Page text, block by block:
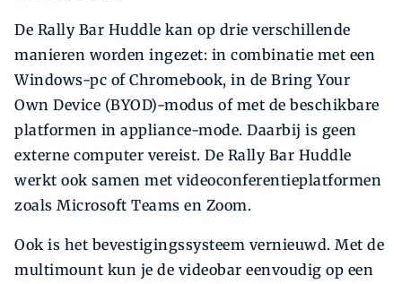
De Rally Bar Huddle kan op drie verschillende
manieren worden ingezet: in combinatie met een
Windows-pc of Chromebook, in de Bring Your
Own Device (BYOD)-modus of met de beschikbare
platformen in appliance-mode. Daarbij is geen
externe computer vereist. De Rally Bar Huddle
werkt ook samen met videoconferentieplatformen
zoals Microsoft Teams en Zoom.
Ook is het bevestigingssysteem vernieuwd. Met de
multimount kun je de videobar eenvoudig op een